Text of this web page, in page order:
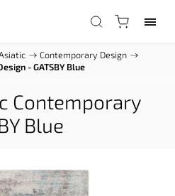
/ Contemporary Design /
- GATSBY Blue
Contemporary
Blue